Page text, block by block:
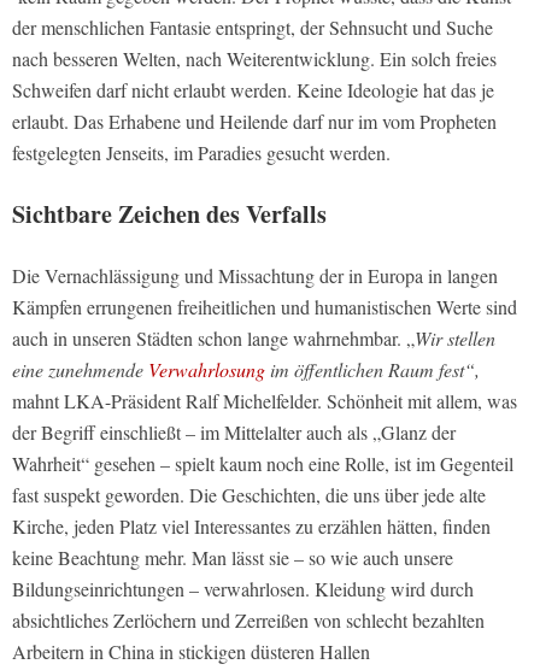
der menschlichen Fantasie entspringt, der Sehnsucht und Suche
nach besseren Welten, nach Weiterentwicklung. Ein solch freies
Schweifen darf nicht erlaubt werden. Keine Ideologie hat das je
erlaubt. Das Erhabene und Heilende darf nur im vom Propheten
festgelegten Jenseits, im Paradies gesucht werden.
Sichtbare Zeichen des Verfalls
Die Vernachlässigung und Missachtung der in Europa in langen
Kämpfen errungenen freiheitlichen und humanistischen Werte sind
auch in unseren Städten schon lange wahrnehmbar. „Wir stellen
eine zunehmende Verwahrlosung im öffentlichen Raum fest“,
mahnt LKA-Präsident Ralf Michelfelder. Schönheit mit allem, was
der Begriff einschließt – im Mittelalter auch als „Glanz der
Wahrheit“ gesehen – spielt kaum noch eine Rolle, ist im Gegenteil
fast suspekt geworden. Die Geschichten, die uns über jede alte
Kirche, jeden Platz viel Interessantes zu erzählen hätten, finden
keine Beachtung mehr. Man lässt sie – so wie auch unsere
Bildungseinrichtungen – verwahrlosen. Kleidung wird durch
absichtliches Zerlöchern und Zerreißen von schlecht bezahlten
Arbeitern in China in stickigen düsteren Hallen